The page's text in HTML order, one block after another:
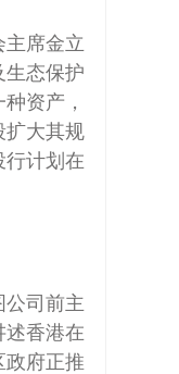
席金立
态保护
资产，
大其规
计划在
司前主
香港在
府正推